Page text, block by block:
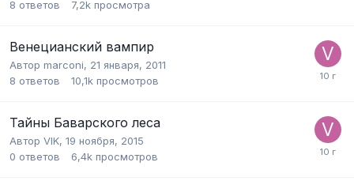
8 ответов 7,2k просмотра
Венецианский вампир
Автор marconi, 21 января, 2011
8 ответов 10,1k просмотров
Тайны Баварского леса
Автор VIK, 19 ноября, 2015
0 ответов 6,4k просмотров